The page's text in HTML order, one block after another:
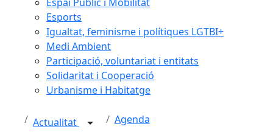
Esports
Igualtat, feminisme i polítiques LGTBI+
Medi Ambient
Participació, voluntariat i entitats
Solidaritat i Cooperació
Urbanisme i Habitatge
Actualitat Agenda